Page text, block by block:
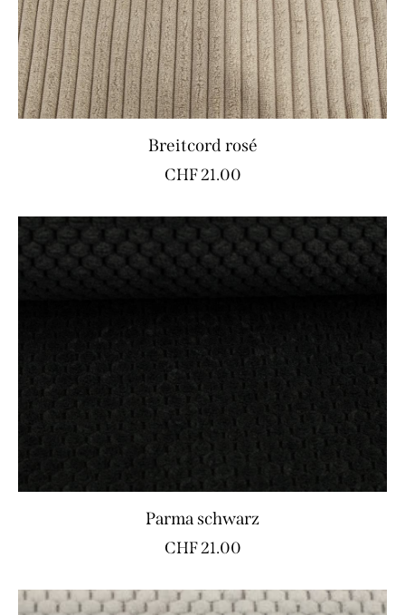
Breitcord rosé
CHF21.00
Parma schwarz
CHF21.00